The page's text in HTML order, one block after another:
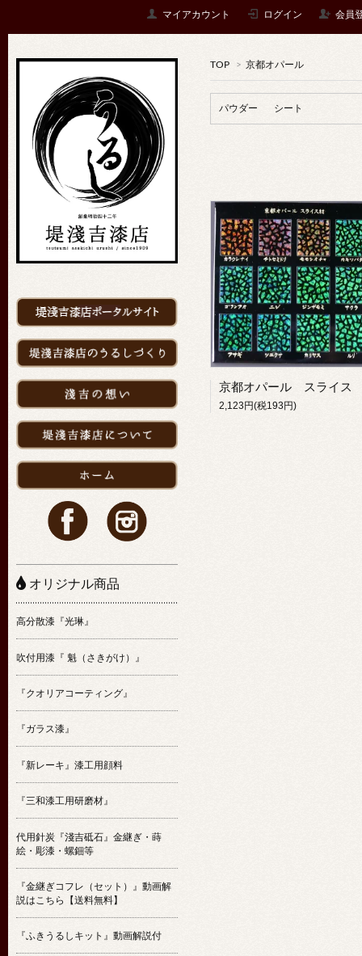
マイアカウント ログイン 会員
TOP > 京都オパール
パウダー シート
2,123円(税193円)
オリジナル商品
高分散漆『光琳』
吹付用漆『 魁（さきがけ）』
『クオリアコーティング』
『ガラス漆』
『新レーキ』漆工用顔料
『三和漆工用研磨材』
代用針炭『淺吉砥石』金継ぎ・蒔
絵・彫漆・螺鈿等
『金継ぎコフレ（セット）』動画解
説はこちら【送料無料】
『ふきうるしキット』動画解説付